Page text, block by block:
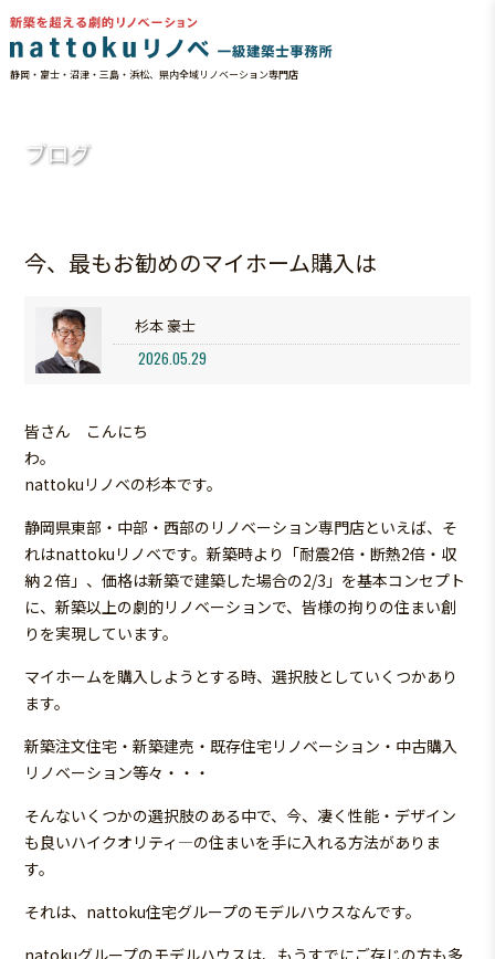
静岡・富士・沼津・三島・浜松、県内全域リノベーション専門店
ブログ
今、最もお勧めのマイホーム購入は
杉本 豪士
2026.05.29
皆さん こんにち
わ
nattokuリノベの杉本です。
静岡県東部・中部・西部のリノベーション専門店といえば、そ
れはnattokuリノベです。新築時より「耐震2倍・断熱2倍・収
納２倍」、価格は新築で建築した場合の2/3」を基本コンセプト
に、新築以上の劇的リノベーションで、皆様の拘りの住まい創
りを実現しています。
マイホームを購入しようとする時、選択肢としていくつかあり
ます。
新築注文住宅・新築建売・既存住宅リノベーション・中古購入
リノベーション等々・・・
そんないくつかの選択肢のある中で、今、凄く性能・デザイン
も良いハイクオリティ―の住まいを手に入れる方法がありま
す。
それは、nattoku住宅グループのモデルハウスなんです。